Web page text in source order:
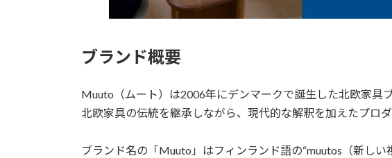
9.Muutoのスツールを取り入れたキミドリ東京トー
12.まとめ
13.商品についてのお問い合わせや買取についての
ブランド概要
Muuto（ムート）は2006年にデンマークで誕生した北欧家具ブ
北欧家具の伝統を継承しながら、現代的な解釈を加えたプロ
ブランド名の「Muuto」はフィンランド語の“muutos（新し